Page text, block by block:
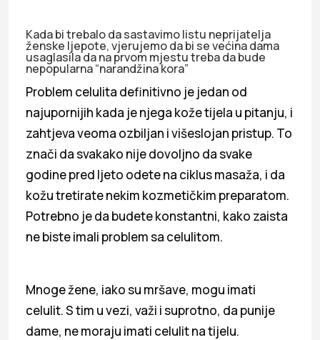
Kada bi trebalo da sastavimo listu neprijatelja
ženske ljepote, vjerujemo da bi se većina dama
usaglasila da na prvom mjestu treba da bude
nepopularna “narandžina kora”
Problem celulita definitivno je jedan od
najupornijih kada je njega kože tijela u pitanju, i
zahtjeva veoma ozbiljan i višeslojan pristup. To
znači da svakako nije dovoljno da svake
godine pred ljeto odete na ciklus masaža, i da
kožu tretirate nekim kozmetičkim preparatom.
Potrebno je da budete konstantni, kako zaista
ne biste imali problem sa celulitom.
Mnoge žene, iako su mršave, mogu imati
celulit. S tim u vezi, važi i suprotno, da punije
dame, ne moraju imati celulit na tijelu.